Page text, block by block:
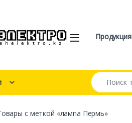
Open Продукция
Искать:
с меткой «лампа Пермь»